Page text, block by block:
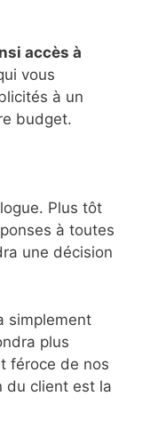
accès à
vous
à un
budget.
Plus tôt
à toutes
une décision
simplement
plus
féroce de nos
du client est la